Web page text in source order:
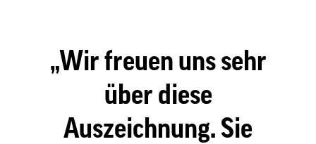
Wir freuen uns sehr
über diese
Auszeichnung. Sie